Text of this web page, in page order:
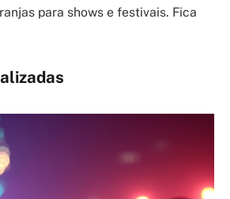
para shows e festivais. Fica